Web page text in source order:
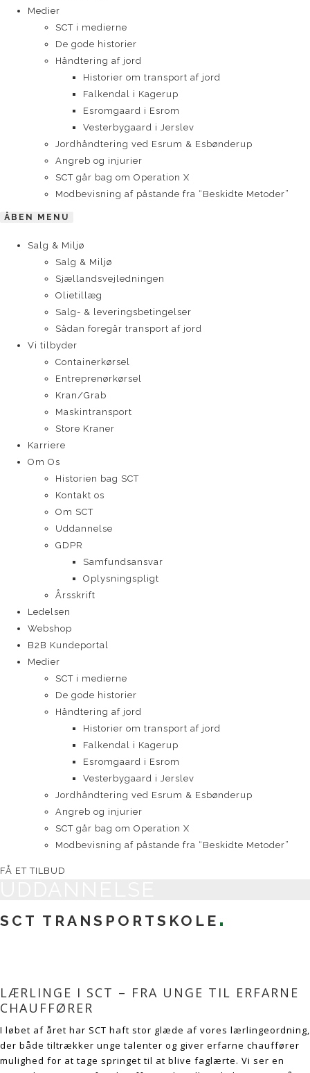
Medier
SCT i medierne
De gode historier
Håndtering af jord
Historier om transport af jord
Falkendal i Kagerup
Esromgaard i Esrom
Vesterbygaard i Jerslev
Jordhåndtering ved Esrum & Esbønderup
Angreb og injurier
SCT går bag om Operation X
Modbevisning af påstande fra “Beskidte Metoder”
ÅBEN MENU
Salg & Miljø
Salg & Miljø
Sjællandsvejledningen
Olietillæg
Salg- & leveringsbetingelser
Sådan foregår transport af jord
Vi tilbyder
Containerkørsel
Entreprenørkørsel
Kran/Grab
Maskintransport
Store Kraner
Karriere
Om Os
Historien bag SCT
Kontakt os
Om SCT
Uddannelse
GDPR
Samfundsansvar
Oplysningspligt
Årsskrift
Ledelsen
Webshop
B2B Kundeportal
Medier
SCT i medierne
De gode historier
Håndtering af jord
Historier om transport af jord
Falkendal i Kagerup
Esromgaard i Esrom
Vesterbygaard i Jerslev
Jordhåndtering ved Esrum & Esbønderup
Angreb og injurier
SCT går bag om Operation X
Modbevisning af påstande fra “Beskidte Metoder”
FÅ ET TILBUD
SCT TRANSPORTSKOLE
LÆRLINGE I SCT – FRA UNGE TIL ERFARNE
CHAUFFØRER
I løbet af året har SCT haft stor glæde af vores lærlingeordning,
der både tiltrækker unge talenter og giver erfarne chauffører
mulighed for at tage springet til at blive faglærte. Vi ser en